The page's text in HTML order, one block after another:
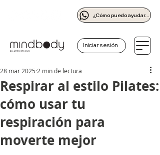
¿Cómo puedo ayudarte?
Iniciar sesión
Respirar al estilo Pilates:
cómo usar tu
respiración para
moverte mejor
28 mar 2025 2 min de lectura